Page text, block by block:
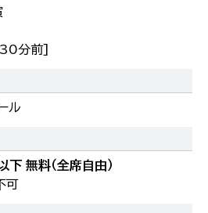
30分前]
ル
無料（全席自由）
可